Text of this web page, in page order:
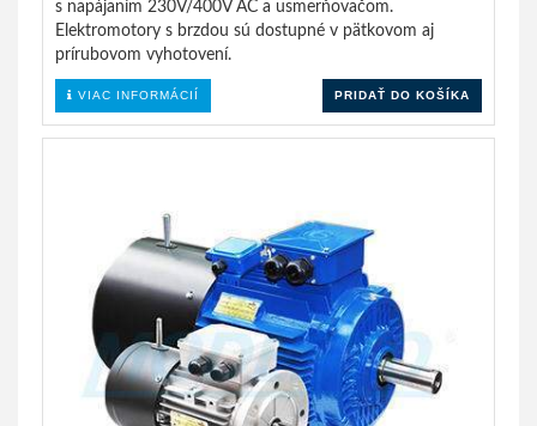
s napájaním 230V/400V AC a usmerňovačom.
Elektromotory s brzdou sú dostupné v pätkovom aj
prírubovom vyhotovení.
VIAC INFORMÁCIÍ PRIDAŤ DO KOŠÍKA